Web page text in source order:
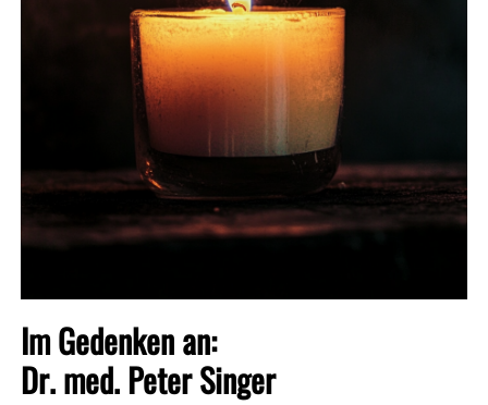
Im Gedenken an:
Dr. med. Peter Singer